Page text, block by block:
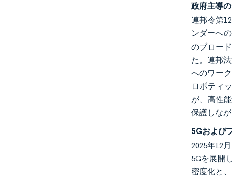
政府主導
連邦令第
ンダーへ
のブロー
た。連邦
へのワー
ロボティ
が、高性
保護しな
5Gおよび
2025年12
5Gを展開
密度化と